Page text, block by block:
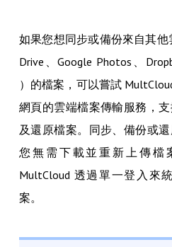
如果您想同步或備份來自其
Drive、Google Photos、
）的檔案，可以嘗試
網頁的雲端檔案傳輸服務，
及還原檔案。同步、備份或
您無需下載並重新上傳檔
MultCloud 透過單一登入來
案。